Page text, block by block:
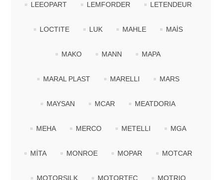
LEEOPART LEMFORDER LETENDEUR
LOCTITE LUK MAHLE MAİS
MAKO MANN MAPA
MARAL PLAST MARELLI MARS
MAYSAN MCAR MEATDORIA
MEHA MERCO METELLI MGA
MİTA MONROE MOPAR MOTCAR
MOTORSILK MOTORTEC MOTRIO